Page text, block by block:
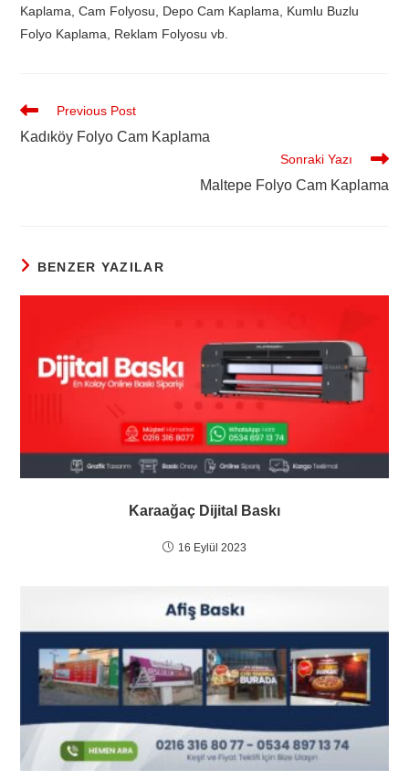
Kaplama, Cam Folyosu, Depo Cam Kaplama, Kumlu Buzlu
Folyo Kaplama, Reklam Folyosu vb.
Previous Post
Kadıköy Folyo Cam Kaplama
Sonraki Yazı
Maltepe Folyo Cam Kaplama
BENZER YAZILAR
Karaağaç Dijital Baskı
16 Eylül 2023